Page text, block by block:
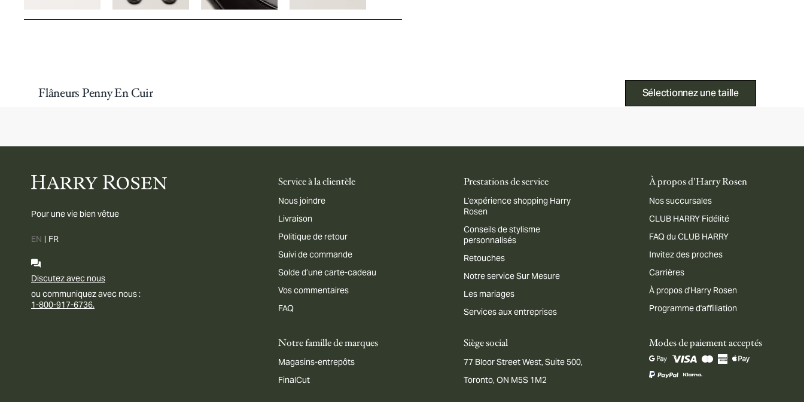
Flâneurs Penny En Cuir Sélectionnez une taille
Pour une vie bien vêtue
EN | FR
Discutez avec nous
ou communiquez avec nous :
1-800-917-6736.
Service à la clientèle
Nous joindre
Livraison
Politique de retour
Suivi de commande
Solde d’une carte-cadeau
Vos commentaires
FAQ
Prestations de service
L’expérience shopping Harry
Rosen
Conseils de stylisme
personnalisés
Retouches
Notre service Sur Mesure
Les mariages
Services aux entreprises
À propos d'Harry Rosen
Nos succursales
CLUB HARRY Fidélité
FAQ du CLUB HARRY
Invitez des proches
Carrières
À propos d'Harry Rosen
Programme d'affiliation
Notre famille de marques
Magasins-entrepôts
FinalCut
Siège social
77 Bloor Street West, Suite 500,
Toronto, ON M5S 1M2
Modes de paiement acceptés